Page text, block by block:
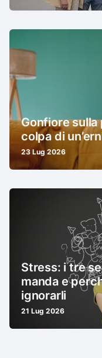
Gonfiore sulla
colpa di
23 Lug 2026
Stress: i tre
manda e
ignorarli
21 Lug 2026